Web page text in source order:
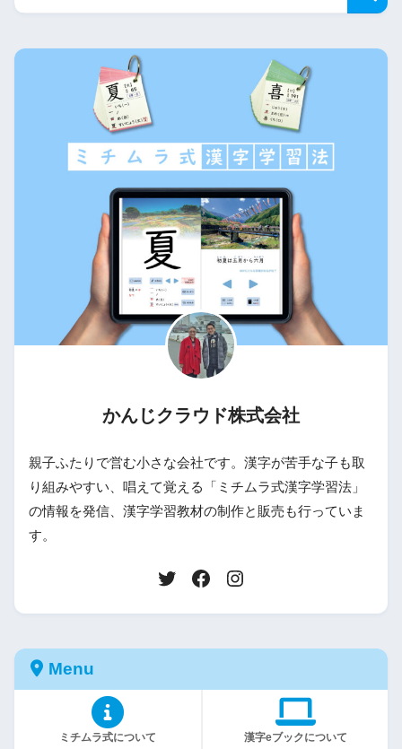
かんじクラウド株式会社
親子ふたりで営む小さな会社です。漢字が苦手な子も取
り組みやすい、唱えて覚える「ミチムラ式漢字学習法」
の情報を発信、漢字学習教材の制作と販売も行っていま
す。
Menu
ミチムラ式について 漢字eブックについて